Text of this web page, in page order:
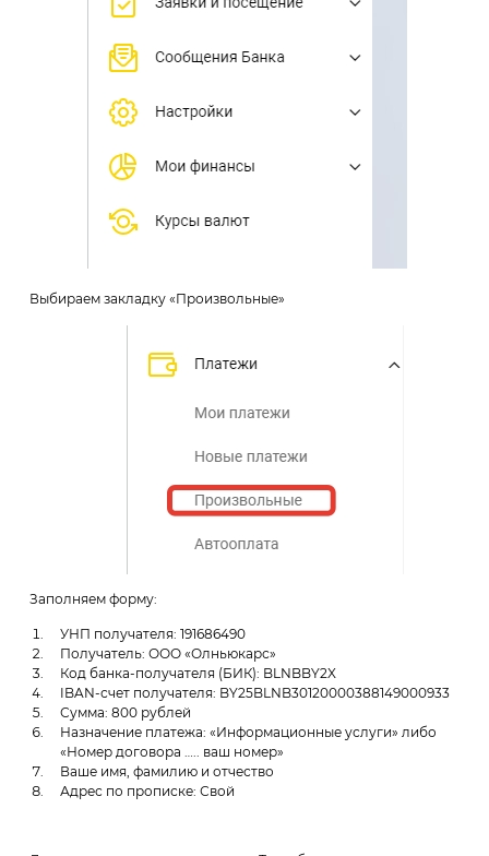
Выбираем закладку «Произвольные»
Заполняем форму:
УНП получателя: 191686490
Получатель: ООО «Олньюкарс»
Код банка-получателя (БИК): BLNBBY2X
IBAN-счет получателя: BY25BLNB30120000388149000933
Сумма: 800 рублей
Назначение платежа: «Информационные услуги» либо
«Номер договора ….. ваш номер»
Ваше имя, фамилию и отчество
Адрес по прописке: Свой